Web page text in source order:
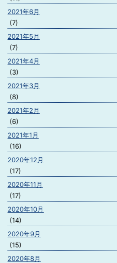
2021年6月
(7)
2021年5月
(7)
2021年4月
(3)
2021年3月
(8)
2021年2月
(6)
2021年1月
(16)
2020年12月
(17)
2020年11月
(17)
2020年10月
(14)
2020年9月
(15)
2020年8月